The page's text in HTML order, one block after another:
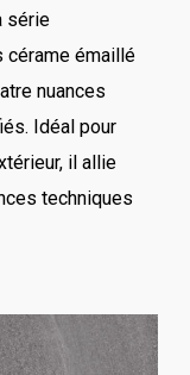
série
cérame émaillé
nuances
Idéal pour
il allie
techniques